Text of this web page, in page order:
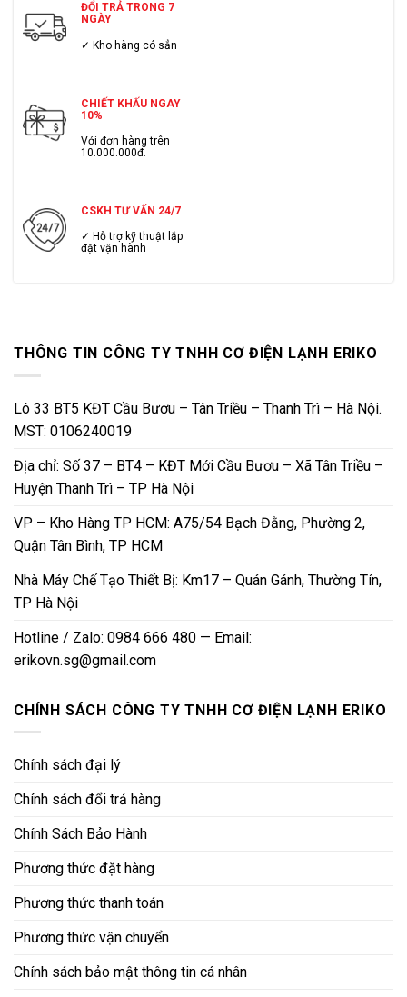
ĐỔI TRẢ TRONG 7
NGÀY
✓ Kho hàng có sẳn
CHIẾT KHẤU NGAY
10%
Với đơn hàng trên
10.000.000đ.
CSKH TƯ VẤN 24/7
✓ Hỗ trợ kỹ thuật lắp
đặt vận hành
THÔNG TIN CÔNG TY TNHH CƠ ĐIỆN LẠNH ERIKO
Lô 33 BT5 KĐT Cầu Bươu – Tân Triều – Thanh Trì – Hà Nội.
MST: 0106240019
Địa chỉ: Số 37 – BT4 – KĐT Mới Cầu Bươu – Xã Tân Triều –
Huyện Thanh Trì – TP Hà Nội
VP – Kho Hàng TP HCM: A75/54 Bạch Đằng, Phường 2,
Quận Tân Bình, TP HCM
Nhà Máy Chế Tạo Thiết Bị: Km17 – Quán Gánh, Thường Tín,
TP Hà Nội
Hotline / Zalo: 0984 666 480 — Email:
erikovn.sg@gmail.com
CHÍNH SÁCH CÔNG TY TNHH CƠ ĐIỆN LẠNH ERIKO
Chính sách đại lý
Chính sách đổi trả hàng
Chính Sách Bảo Hành
Phương thức đặt hàng
Phương thức thanh toán
Phương thức vận chuyển
Chính sách bảo mật thông tin cá nhân